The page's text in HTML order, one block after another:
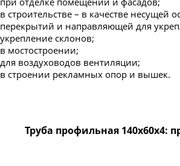
в строительстве – в качестве несущей
перекрытий и направляющей для
укрепление склонов;
в мостостроении;
для воздуховодов вентиляции;
в строении рекламных опор и вышек.
Труба профильная 140х60х4: